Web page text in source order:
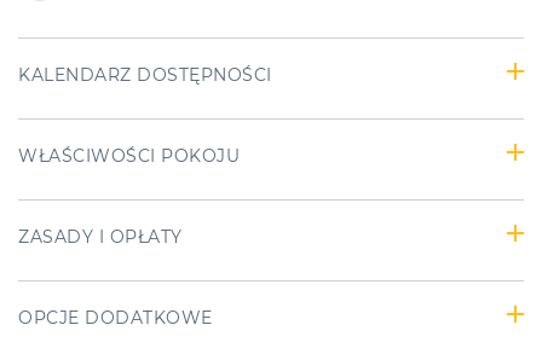
KALENDARZ DOSTĘPNOŚCI
WŁAŚCIWOŚCI POKOJU
ZASADY I OPŁATY
OPCJE DODATKOWE